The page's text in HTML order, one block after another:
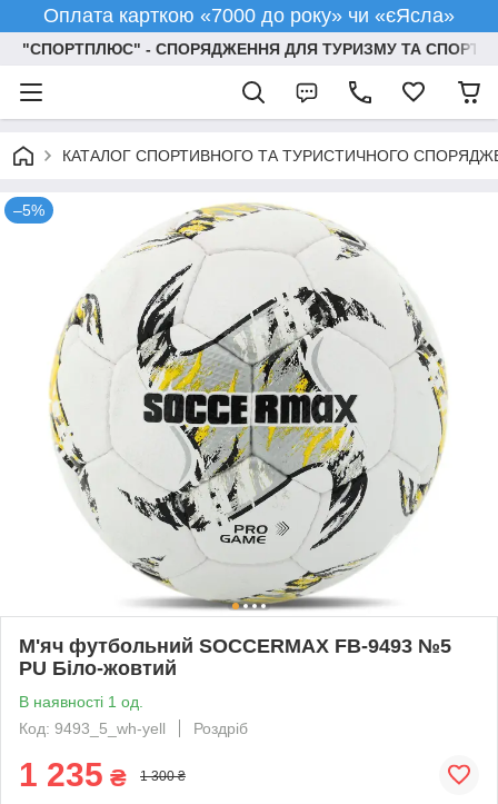
Оплата карткою «7000 до року» чи «єЯсла»
"СПОРТПЛЮС" - СПОРЯДЖЕННЯ ДЛЯ ТУРИЗМУ ТА СПОРТУ
КАТАЛОГ СПОРТИВНОГО ТА ТУРИСТИЧНОГО
–5%
М'яч футбольний SOCCERMAX FB-9493 №5
PU Біло-жовтий
В наявності 1 од.
Код: 9493_5_wh-yell
Роздріб
1 235 ₴ 1 300 ₴